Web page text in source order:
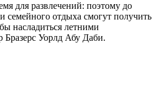
для развлечений: поэтому до
семейного отдыха смогут получить
насладиться летними
Уорлд Абу Даби.